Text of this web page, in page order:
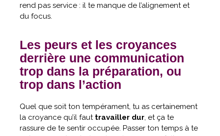
rend pas service : il te manque de l’alignement et
du focus.
Les peurs et les croyances
derrière une communication
trop dans la préparation, ou
trop dans l’action
Quel que soit ton tempérament, tu as certainement
la croyance qu’il faut travailler dur, et ça te
rassure de te sentir occupée. Passer ton temps à te